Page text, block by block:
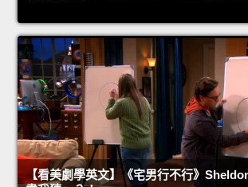
【看美劇學英文】《宅男行不行》